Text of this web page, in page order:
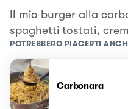
Il mio burger alla
spaghetti tostati,
POTREBBERO PIACERTI
Carbonara